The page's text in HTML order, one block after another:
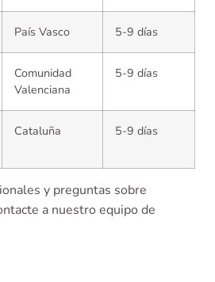
País Vasco 5-9 días
Comunidad
Valenciana
5-9 días
Cataluña 5-9 días
y preguntas sobre
a nuestro equipo de